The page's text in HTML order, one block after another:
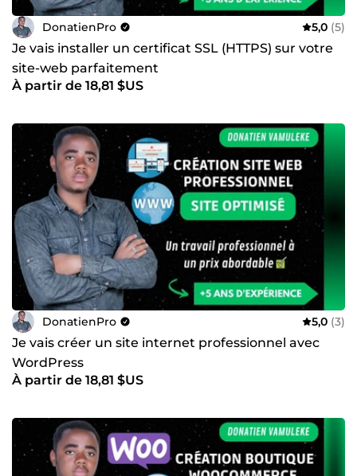
DonatienPro 5,0 (5)
Je vais installer un certificat SSL (HTTPS) sur votre
site-web parfaitement
À partir de 18,81 $US
DonatienPro 5,0 (3)
Je vais créer un site internet professionnel avec
WordPress
À partir de 18,81 $US